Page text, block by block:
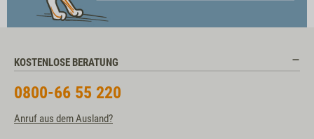
KOSTENLOSE BERATUNG
0800-66 55 220
Anruf aus dem Ausland?